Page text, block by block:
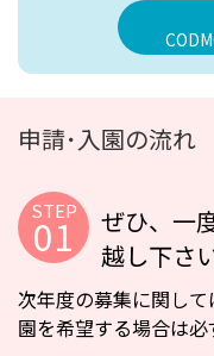
申請･入園の流れ
ぜひ、一
越し下さい
次年度の募集に関して
園を希望する場合は必